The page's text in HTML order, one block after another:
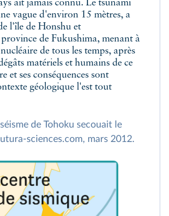
ait jamais connu. Le tsunami
vague d'environ 15 mètres, a
l'île de Honshu et
de Fukushima, menant à
de tous les temps, après
matériels et humains de ce
et ses conséquences sont
géologique l'est tout
de Tohoku secouait le
sciences.com, mars 2012.